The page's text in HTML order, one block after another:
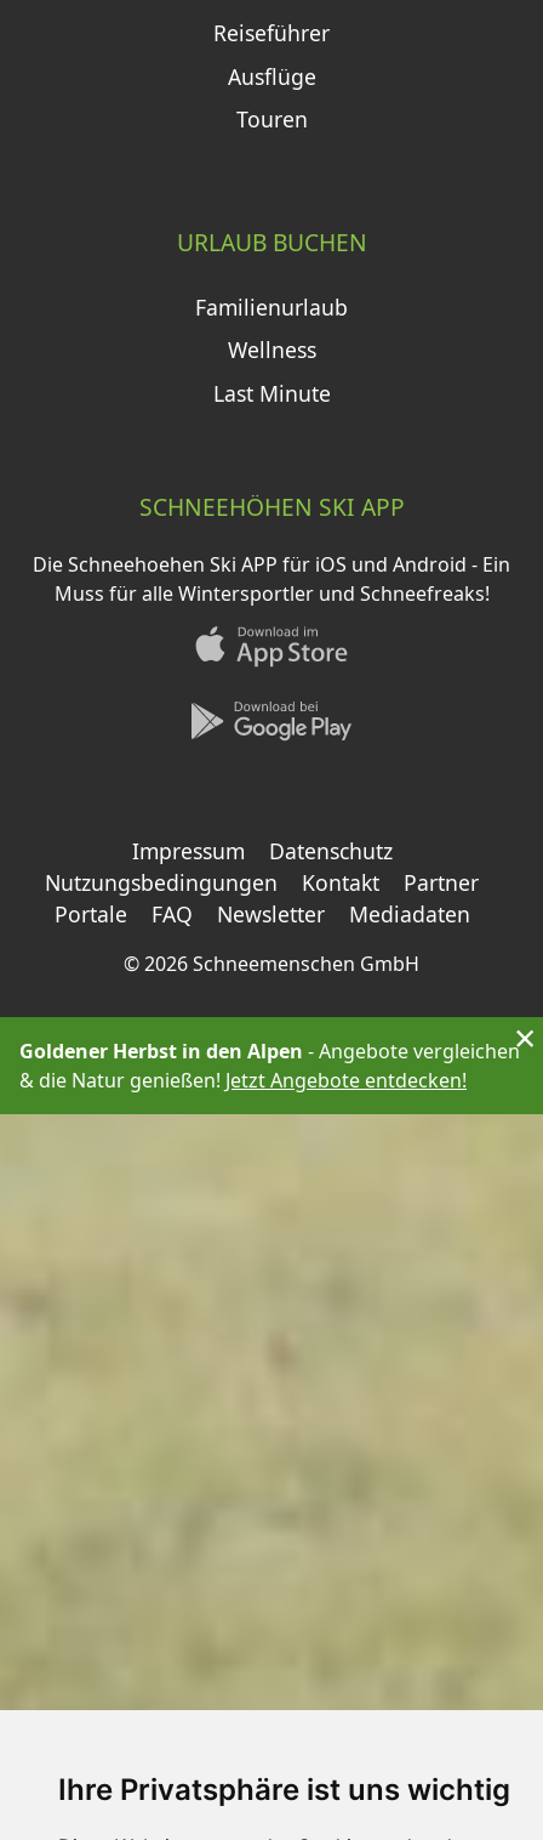
Ihre Privatsphäre ist uns wichtig
Reiseführer
Ausflüge
Touren
URLAUB BUCHEN
Familienurlaub
Wellness
Last Minute
SCHNEEHÖHEN SKI APP
Die Schneehoehen Ski APP für iOS und Android - Ein
Muss für alle Wintersportler und Schneefreaks!
Impressum
Datenschutz
Nutzungsbedingungen
Kontakt
Partner
Portale
FAQ Newsletter Mediadaten
©2026 Schneemenschen GmbH
Goldener Herbst in den Alpen - Angebote vergleichen
& die Natur genießen! Jetzt Angebote entdecken!
×